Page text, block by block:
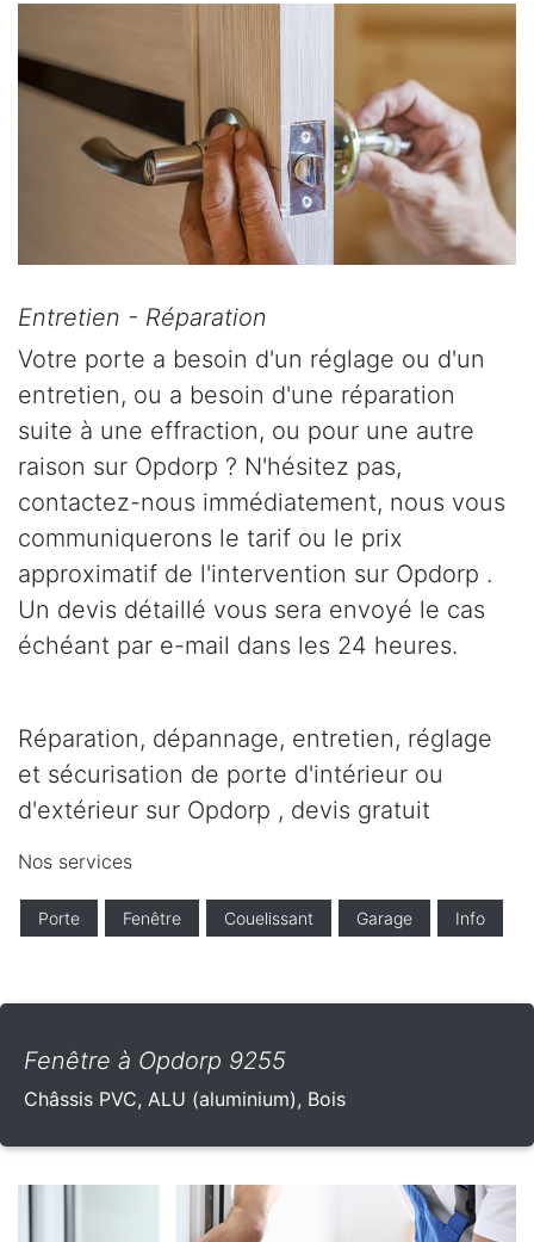
Entretien - Réparation
Votre porte a besoin d'un réglage ou d'un
entretien, ou a besoin d'une réparation
suite à une effraction, ou pour une autre
raison sur Opdorp ? N'hésitez pas,
contactez-nous immédiatement, nous vous
communiquerons le tarif ou le prix
approximatif de l'intervention sur Opdorp .
Un devis détaillé vous sera envoyé le cas
échéant par e-mail dans les 24 heures.
Réparation, dépannage, entretien, réglage
et sécurisation de porte d'intérieur ou
d'extérieur sur Opdorp , devis gratuit
Nos services
Porte Fenêtre Couelissant Garage Info
Fenêtre à Opdorp 9255
Châssis PVC, ALU (aluminium), Bois